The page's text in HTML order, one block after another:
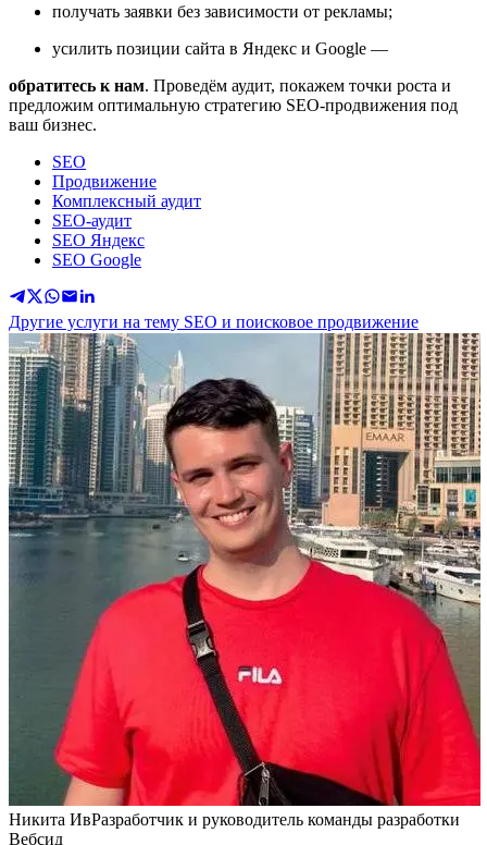
получать заявки без зависимости от рекламы;
усилить позиции сайта в Яндекс и Google —
обратитесь к нам. Проведём аудит, покажем точки роста и
предложим оптимальную стратегию SEO-продвижения под
ваш бизнес.
SEO
Продвижение
Комплексный аудит
SEO-аудит
SEO Яндекс
SEO Google
Другие услуги на тему SEO и поисковое продвижение
Никита ИвРазработчик и руководитель команды разработки
Вебсид